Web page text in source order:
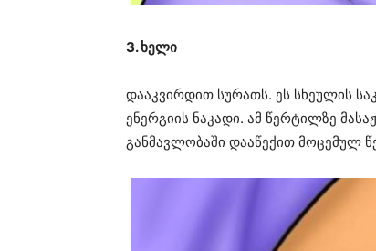
3. ხელი
დააკვირდით სურათს. ეს სხეულის
ენერგიის ნაკადი. ამ წერტილზე
განმავლობაში დააწექით მოცემულ